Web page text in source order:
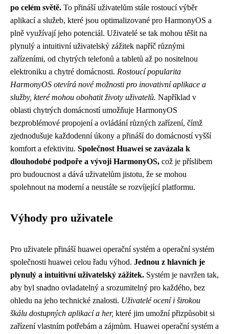
po celém světě. To přináší uživatelům stále rostoucí výběr
aplikací a služeb, které jsou optimalizované pro HarmonyOS a
plně využívají jeho potenciál. Uživatelé se tak mohou těšit na
plynulý a intuitivní uživatelský zážitek napříč různými
zařízeními, od chytrých telefonů a tabletů až po nositelnou
elektroniku a chytré domácnosti. Rostoucí popularita
HarmonyOS otevírá nové možnosti pro inovativní aplikace a
služby, které mohou obohatit životy uživatelů. Například v
oblasti chytrých domácností umožňuje HarmonyOS
bezproblémové propojení a ovládání různých zařízení, čímž
zjednodušuje každodenní úkony a přináší do domácností vyšší
komfort a efektivitu. Společnost Huawei se zavázala k
dlouhodobé podpoře a vývoji HarmonyOS, což je příslibem
pro budoucnost a dává uživatelům jistotu, že se mohou
spolehnout na moderní a neustále se rozvíjející platformu.
Výhody pro uživatele
Pro uživatele přináší huawei operační systém a operační systém
společnosti huawei celou řadu výhod. Jednou z hlavních je
plynulý a intuitivní uživatelský zážitek. Systém je navržen tak,
aby byl snadno ovladatelný a srozumitelný pro každého, bez
ohledu na jeho technické znalosti. Uživatelé ocení i širokou
škálu dostupných aplikací a her, které jim umožní přizpůsobit si
zařízení vlastním potřebám a zájmům. Huawei operační systém a